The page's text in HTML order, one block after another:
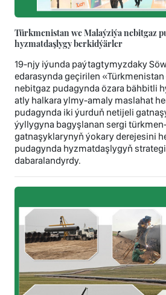
Türkmenistan we Malaýziýa nebitgaz
hyzmatdaşlygy berkidýärler
19-njy iýunda paýtagtymyzdaky
edarasynda geçirilen
nebitgaz pudagynda özara bähbitli
atly halkara ylmy-amaly maslahat
pudagynda iki ýurduň netijeli
ýyllygyna bagyşlanan sergi
gatnaşyklarynyň ýokary derejesini
pudagynda hyzmatdaşlygyň
dabaralandyrdy.